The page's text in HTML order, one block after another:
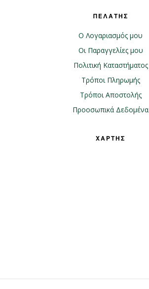
ΠΕΛΑΤΗΣ
Ο Λογαριασμός μου
Οι Παραγγελίες μου
Πολιτική Καταστήματος
Τρόποι Πληρωμής
Τρόποι Αποστολής
Προοσωπικά Δεδομένα
ΧΑΡΤΗΣ